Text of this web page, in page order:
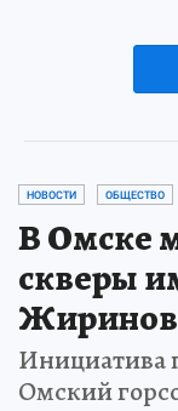
НОВОСТИ ОБЩЕСТВО
В Омске
скверы
Инициатива
Омский